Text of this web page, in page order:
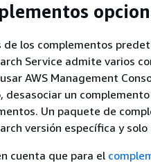
de los complementos
Service admite varios
AWS Management
desasociar un
Un paquete de
versión específica y
cuenta que para el